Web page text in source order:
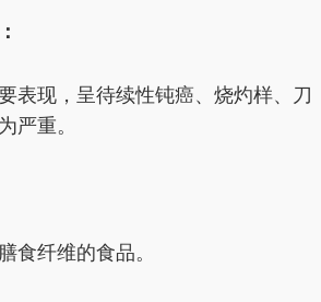
表现，呈待续性钝癌、烧灼样、刀
严重。
食纤维的食品。